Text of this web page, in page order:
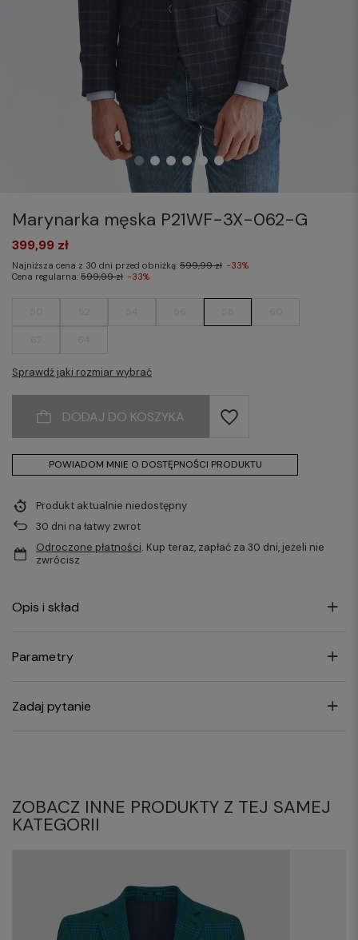
Marynarka męska P21WF-3X-062-G
Sprawdź jaki rozmiar wybrać
399,99 zł
Najniższa cena z 30 dni przed obniżką: 599,99 zł -33%
Cena regularna: 599,99 zł -33%
DODAJ DO KOSZYKA
POWIADOM MNIE O DOSTĘPNOŚCI PRODUKTU
Produkt aktualnie niedostępny
30 dni na łatwy zwrot
Odroczone płatności. Kup teraz, zapłać za 30 dni, jeżeli nie
zwrócisz
Opis i skład
Parametry
Zadaj pytanie
ZOBACZ INNE PRODUKTY Z TEJ SAMEJ
KATEGORII